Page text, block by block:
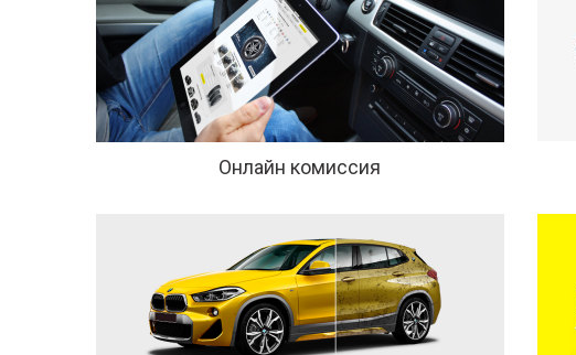
Онлайн комиссия